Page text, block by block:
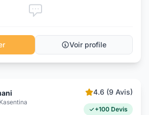
Voir profile
4.6 (9 Avis)
+100 Devis